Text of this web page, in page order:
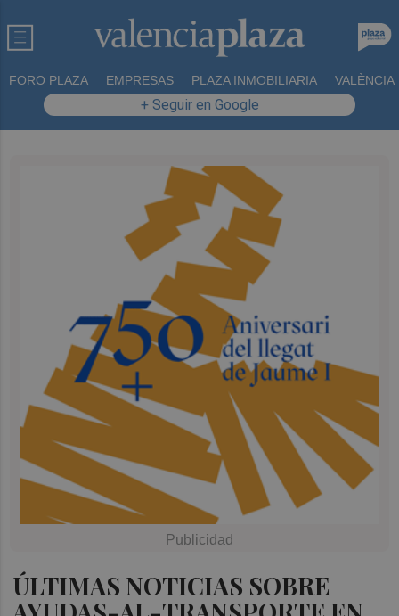
FORO PLAZA EMPRESAS PLAZA INMOBILIARIA VALÈNCIA
+ Seguir en Google
ÚLTIMAS NOTICIAS SOBRE